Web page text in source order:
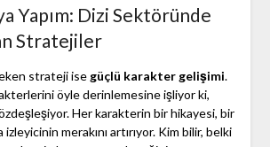
Yapım: Dizi Sektöründe
Stratejiler
strateji ise güçlü karakter gelişimi.
öyle derinlemesine işliyor ki,
Her karakterin bir hikayesi, bir
merakını artırıyor. Kim bilir, belki